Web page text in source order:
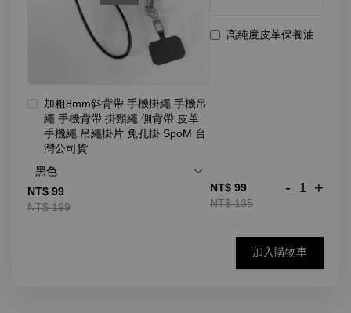
加粗8mm斜背帶 手機掛繩 手機吊
繩 手機背帶 掛頸繩 側背帶 皮革
手機繩 吊繩掛片 免孔掛 SpoM 台
灣公司貨
NT$ 99
NT$ 199
高純度皮革保養油
NT$ 99
NT$ 135
- +
加入購物車